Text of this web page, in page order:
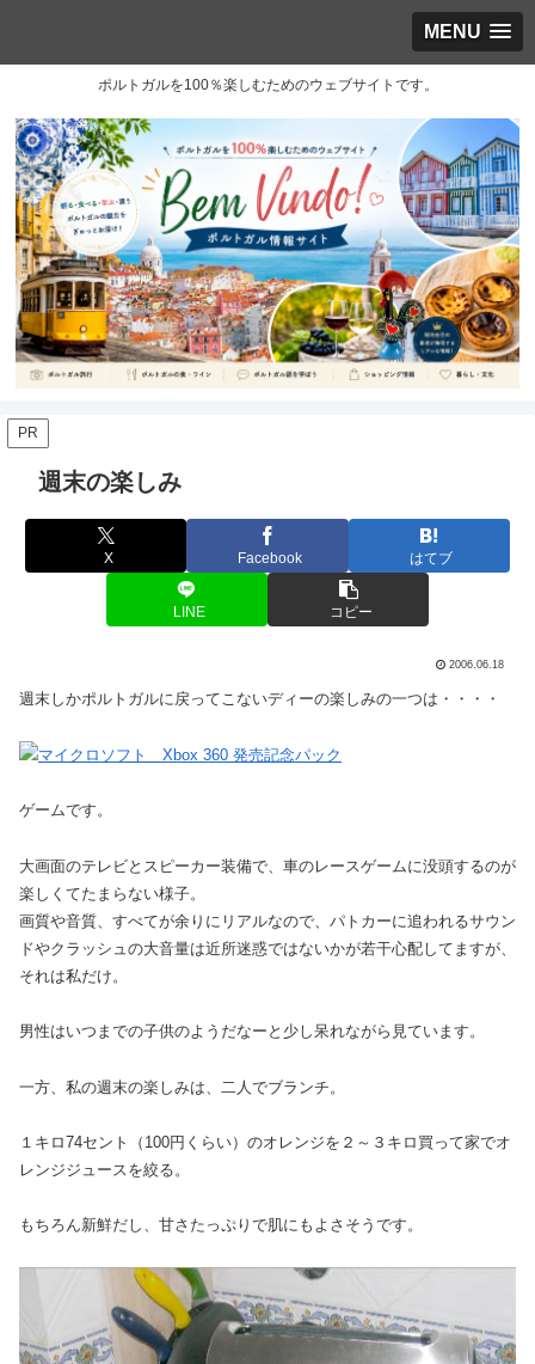
MENU
ポルトガルを100％楽しむためのウェブサイトです。
PR
週末の楽しみ
X Facebook はてブ
LINE コピー
2006.06.18
週末しかポルトガルに戻ってこないディーの楽しみの一つは・・・・
ゲームです。
大画面のテレビとスピーカー装備で、車のレースゲームに没頭するのが
楽しくてたまらない様子。
画質や音質、すべてが余りにリアルなので、パトカーに追われるサウン
ドやクラッシュの大音量は近所迷惑ではないかが若干心配してますが、
それは私だけ。
男性はいつまでの子供のようだなーと少し呆れながら見ています。
一方、私の週末の楽しみは、二人でブランチ。
１キロ74セント（100円くらい）のオレンジを２～３キロ買って家でオ
レンジジュースを絞る。
もちろん新鮮だし、甘さたっぷりで肌にもよさそうです。